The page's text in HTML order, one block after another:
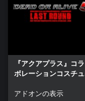
『アクアプラス』コラ
ボレーションコスチュ
アドオンの表示